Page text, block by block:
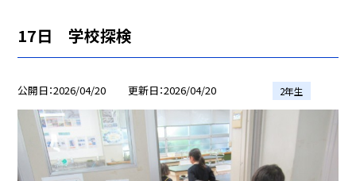
17日 学校探検
公開日 2026/04/20 更新日 2026/04/20 2年生